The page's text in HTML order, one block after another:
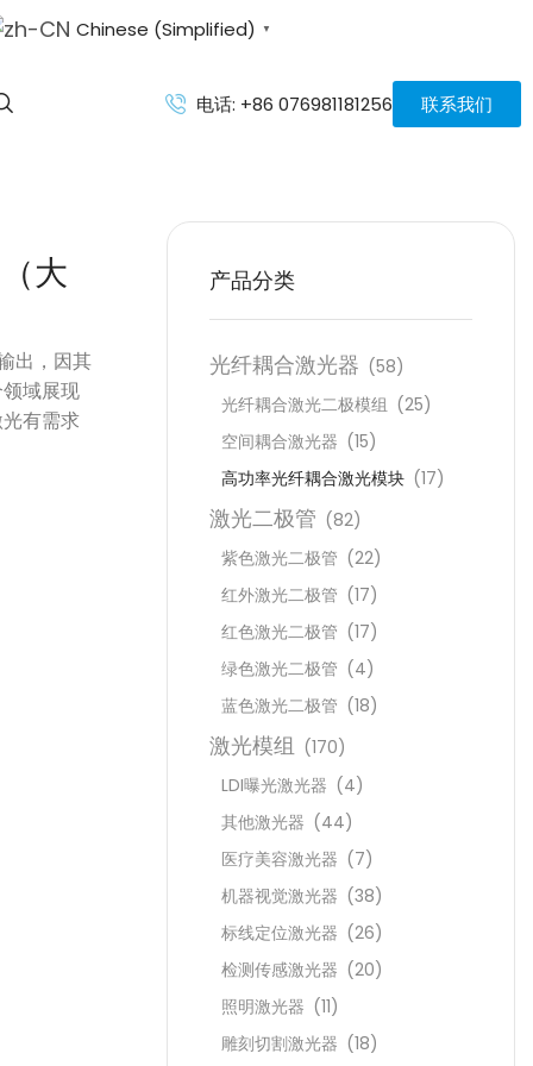
Chinese (Simplified) ▼
电话: +86 076981181256 联系我们
大
出，因其
域展现
有需求
产品分类
光纤耦合激光器 (58)
光纤耦合激光二极模组 (25)
空间耦合激光器 (15)
高功率光纤耦合激光模块 (17)
激光二极管 (82)
紫色激光二极管 (22)
红外激光二极管 (17)
红色激光二极管 (17)
绿色激光二极管 (4)
蓝色激光二极管 (18)
激光模组 (170)
LDI曝光激光器 (4)
其他激光器 (44)
医疗美容激光器 (7)
机器视觉激光器 (38)
标线定位激光器 (26)
检测传感激光器 (20)
照明激光器 (11)
雕刻切割激光器 (18)